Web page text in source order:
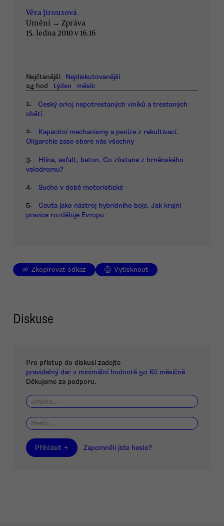
Věra Jirousová
Umění → Zpráva
15. ledna 2010 v 16.16
Nejčtenější
Nejdiskutovanější
24 hod
týden měsíc
1.
Český orloj nepotrestaných viníků a trestaných
obětí
2.
Kapacitní mechanismy a peníze z rekultivací.
Oligarchie zase obere nás všechny
3.
Hlína, asfalt, beton. Co zůstane z brněnského
velodromu?
4. Sucho v době motoristické
5.
Ceuta jako nástroj hybridního boje. Jak krajní
pravice rozděluje Evropu
Zkopírovat odkaz Vytisknout
Diskuse
Pro přístup do diskusí zadejte
pravidelný dar v minimální hodnotě 50 Kč měsíčně
Děkujeme za podporu.
Přihlásit → Zapomněli jste heslo?